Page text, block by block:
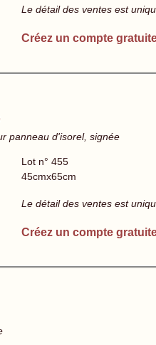
Le détail des ventes est
Créez un compte
panneau d'isorel, signée
Lot n° 455
45cmx65cm
Le détail des ventes est
Créez un compte